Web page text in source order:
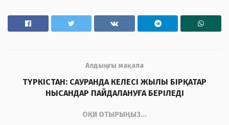
Алдыңғы мақала
ТҮРКІСТАН: САУРАНДА КЕЛЕСІ ЖЫЛЫ БІРҚАТАР
НЫСАНДАР ПАЙДАЛАНУҒА БЕРІЛЕДІ
ОҚИ ОТЫРЫҢЫЗ...